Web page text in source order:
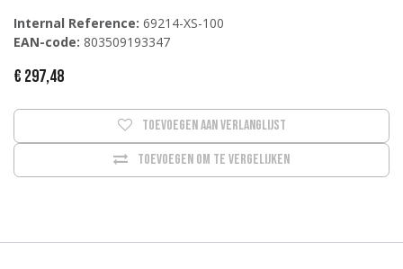
Internal Reference: 69214-XS-100
EAN-code: 803509193347
€ 297,48
Toevoegen om te vergelijken
Toevoegen aan verlanglijst